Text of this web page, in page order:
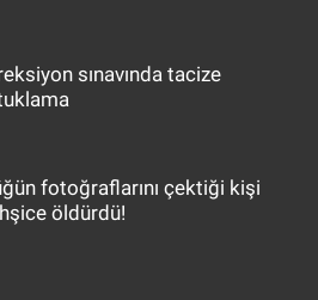
sınavında tacize
fotoğraflarını çektiği kişi
öldürdü!